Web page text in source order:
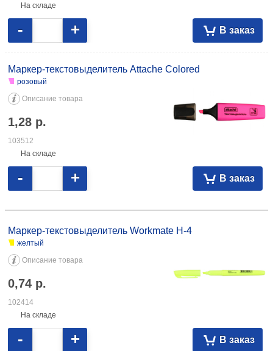
На складе
В заказ
- +
Маркер-текстовыделитель Attache Colored
розовый
Описание товара
1,28 р.
103512
На складе
В заказ
- +
0,74 101891 оранжевый 0,74 101892 розовый 0,74 101893
Маркер-текстовыделитель Workmate H-4
желтый
Описание товара
0,74 р.
102414
На складе
В заказ
- +